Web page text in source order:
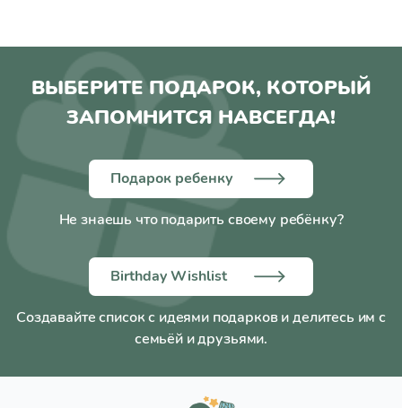
ВЫБЕРИТЕ ПОДАРОК, КОТОРЫЙ
ЗАПОМНИТСЯ НАВСЕГДА!
Подарок ребенку
Не знаешь что подарить своему ребёнку?
Birthday Wishlist
Создавайте список с идеями подарков и делитесь им с
семьёй и друзьями.